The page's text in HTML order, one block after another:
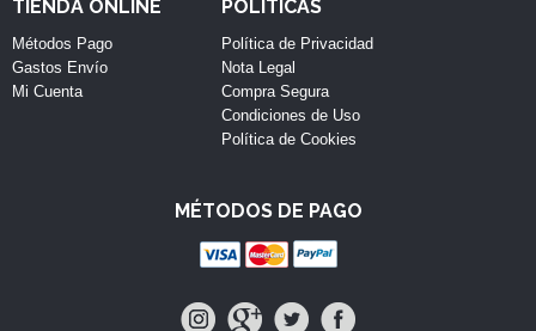
TIENDA ONLINE
Métodos Pago
Gastos Envío
Mi Cuenta
POLÍTICAS
Política de Privacidad
Nota Legal
Compra Segura
Condiciones de Uso
Política de Cookies
MÉTODOS DE PAGO